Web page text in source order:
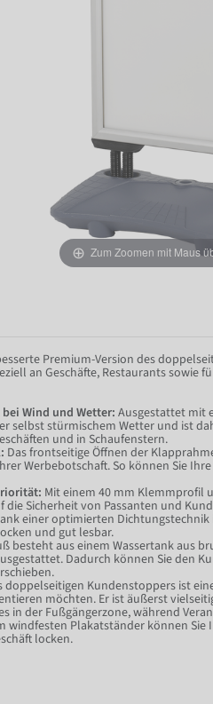
Zum Zoomen mit Maus
Premium-Version des
an Geschäfte, Restaurants sowie
Wind und Wetter: Ausgestattet mit
selbst stürmischem Wetter und ist
und in Schaufenstern.
Das frontseitige Öffnen der
Werbebotschaft. So können Sie
Mit einem 40 mm Klemmprofil
die Sicherheit von Passanten und
einer optimierten
und gut lesbar.
besteht aus einem Wassertank aus
Dadurch können Sie den
doppelseitigen Kundenstoppers ist
möchten. Er ist äußerst
in der Fußgängerzone, während
windfesten Plakatständer können
locken.